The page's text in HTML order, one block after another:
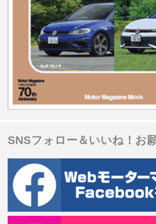
SNSフォロー＆いいね！お